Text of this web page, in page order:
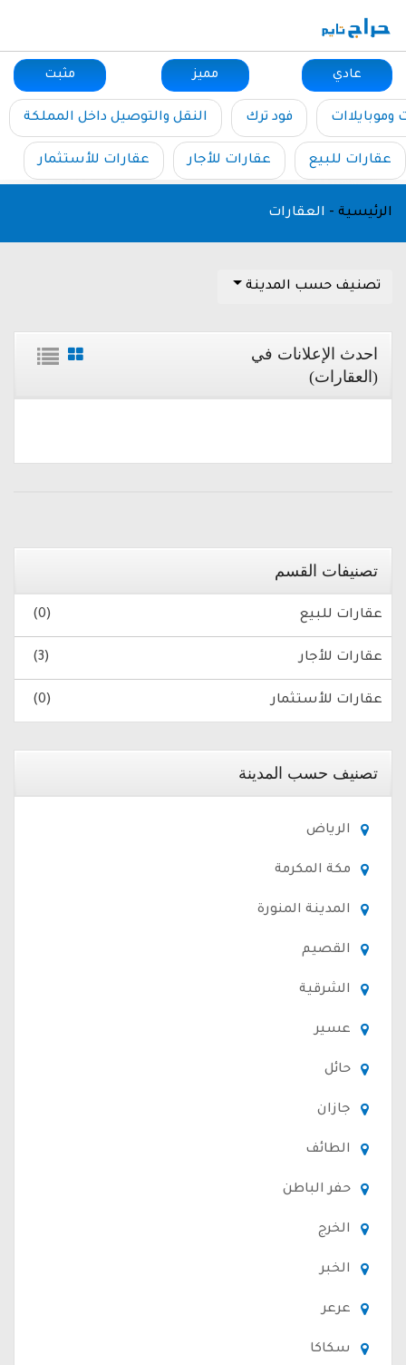
عادي مميز مثبت
وموبايلاات فود ترك النقل والتوصيل داخل المملكة
عقارات للبيع عقارات للأجار عقارات للأستثمار
الرئيسية - العقارات
تصنيف حسب المدينة
احدث الإعلانات في
(العقارات)
تصنيفات القسم
عقارات للبيع (0)
عقارات للأجار (3)
عقارات للأستثمار (0)
تصنيف حسب المدينة
الرياض
مكة المكرمة
المدينة المنورة
القصيم
الشرقية
عسير
حائل
جازان
الطائف
حفر الباطن
الخرج
الخبر
عرعر
سكاكا